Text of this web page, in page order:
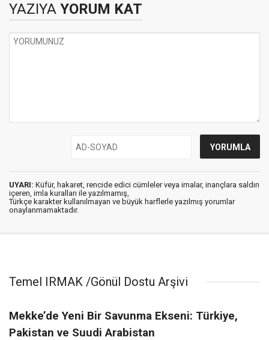
YAZIYA YORUM KAT
UYARI: Küfür, hakaret, rencide edici cümleler veya imalar, inançlara saldırı
içeren, imla kuralları ile yazılmamış,
Türkçe karakter kullanılmayan ve büyük harflerle yazılmış yorumlar
onaylanmamaktadır.
Temel IRMAK /Gönül Dostu Arşivi
Mekke’de Yeni Bir Savunma Ekseni: Türkiye,
Pakistan ve Suudi Arabistan